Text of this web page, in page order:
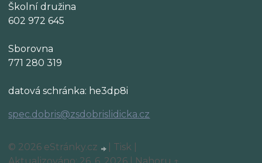
Školní družina
602 972 645
Sborovna
771 280 319
datová schránka: he3dp8i
spec.dobris@zsdobrislidicka.cz
© 2026 eStránky.cz Tisk
Aktualizováno: 26. 6. 2026
Nahoru ↑